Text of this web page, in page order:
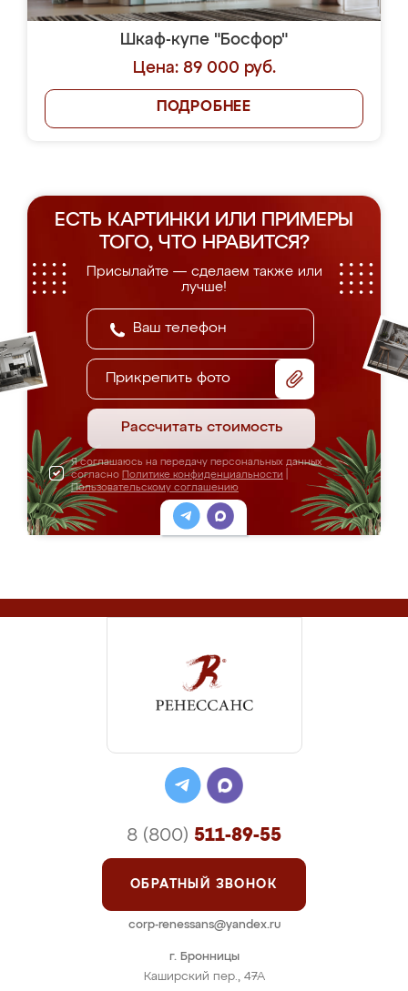
Шкаф-купе "Босфор"
Цена: 89 000 руб.
ПОДРОБНЕЕ
ЕСТЬ КАРТИНКИ ИЛИ ПРИМЕРЫ
ТОГО, ЧТО НРАВИТСЯ?
Присылайте — сделаем также или
лучше!
Прикрепить фото
Рассчитать стоимость
Я соглашаюсь на передачу персональных данных
согласно Политике конфиденциальности
Пользовательскому соглашению
г. Бронницы
Каширский пер., 47А
8 (800) 511-89-55
ОБРАТНЫЙ ЗВОНОК
corp-renessans@yandex.ru